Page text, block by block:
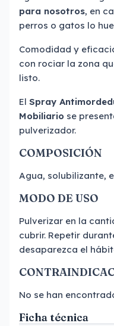
para nosotros, en
perros o gatos lo
Comodidad y
con rociar la zona
listo.
El Spray
Mobiliario se
pulverizador.
COMPOSICIÓN
Agua, solubilizante,
MODO DE USO
Pulverizar en la
cubrir. Repetir
desaparezca el
No se han
Ficha técnica